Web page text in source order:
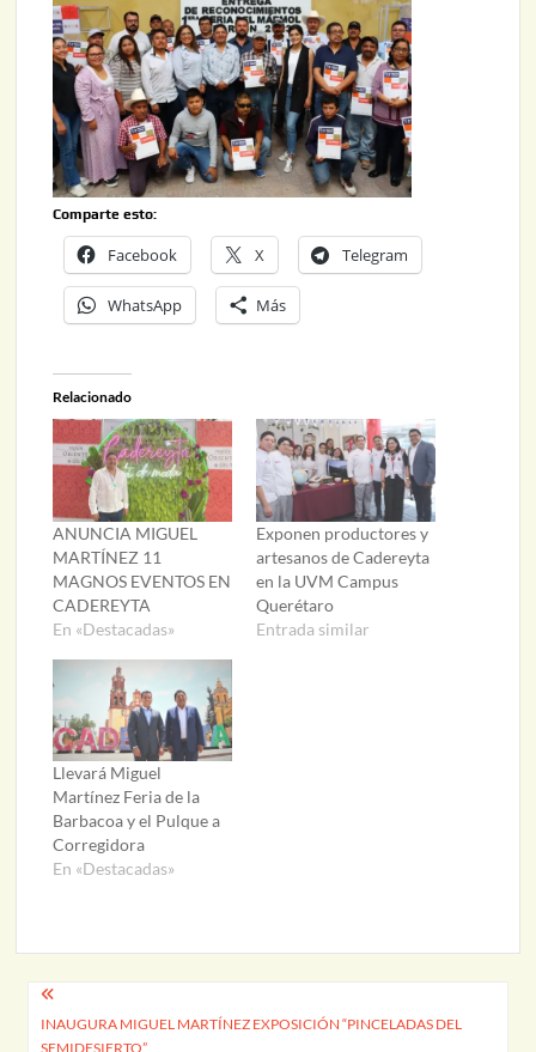
Comparte esto:
Facebook X Telegram
WhatsApp Más
Relacionado
ANUNCIA MIGUEL
MARTÍNEZ 11
MAGNOS EVENTOS EN
CADEREYTA
En «Destacadas»
Exponen productores y
artesanos de Cadereyta
en la UVM Campus
Querétaro
Entrada similar
Llevará Miguel
Martínez Feria de la
Barbacoa y el Pulque a
Corregidora
En «Destacadas»
Navegación
de
INAUGURA MIGUEL MARTÍNEZ EXPOSICIÓN “PINCELADAS DEL
SEMIDESIERTO”